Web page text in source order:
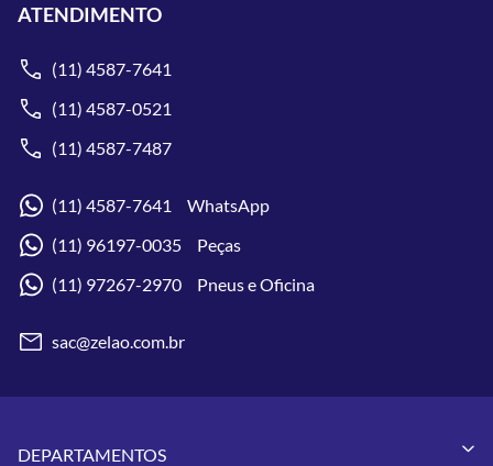
ATENDIMENTO
(11) 4587-7641
(11) 4587-0521
(11) 4587-7487
(11) 4587-7641 WhatsApp
(11) 96197-0035 Peças
(11) 97267-2970 Pneus e Oficina
sac@zelao.com.br
DEPARTAMENTOS